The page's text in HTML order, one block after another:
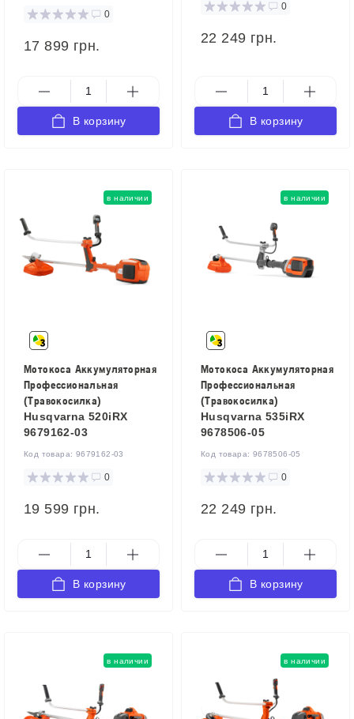
0
17 899 грн.
В корзину
0
22 249 грн.
В корзину
в наличии
Мотокоса Аккумуляторная
Профессиональная
(Травокосилка)
Husqvarna 520iRX
9679162-03
Код товара: 9679162-03
0
19 599 грн.
В корзину
в наличии
Мотокоса Аккумуляторная
Профессиональная
(Травокосилка)
Husqvarna 535iRX
9678506-05
Код товара: 9678506-05
0
22 249 грн.
В корзину
в наличии в наличии